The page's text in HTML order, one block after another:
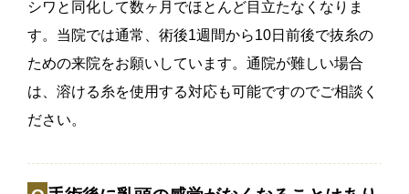
シワと同化して数ヶ月でほとんど目立たなくなりま
す。当院では通常、術後1週間から10日前後で抜糸の
ための来院をお願いしています。通院が難しい場合
は、溶ける糸を使用する対応も可能ですのでご相談く
ださい。